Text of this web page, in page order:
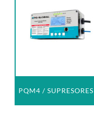
PQM4 / SUPRESORES